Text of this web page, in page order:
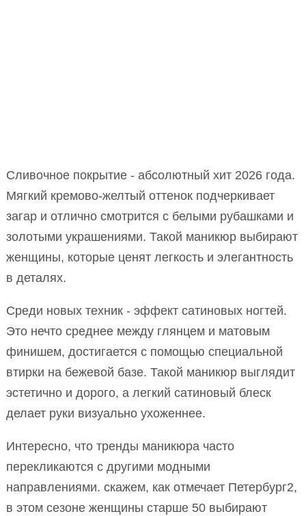
Сливочное покрытие - абсолютный хит 2026 года.
Мягкий кремово-желтый оттенок подчеркивает
загар и отлично смотрится с белыми рубашками и
золотыми украшениями. Такой маникюр выбирают
женщины, которые ценят легкость и элегантность
в деталях.
Среди новых техник - эффект сатиновых ногтей.
Это нечто среднее между глянцем и матовым
финишем, достигается с помощью специальной
втирки на бежевой базе. Такой маникюр выглядит
эстетично и дорого, а легкий сатиновый блеск
делает руки визуально ухоженнее.
Интересно, что тренды маникюра часто
перекликаются с другими модными
направлениями. скажем, как отмечает Петербург2,
в этом сезоне женщины старше 50 выбирают